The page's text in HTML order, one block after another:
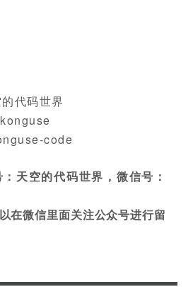
代码世界
code
天空的代码世界，微信号：
在微信里面关注公众号进行留